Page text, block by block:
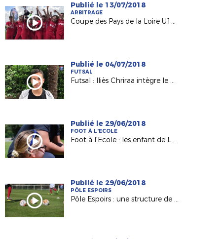
Publié le 13/07/2018
ARBITRAGE
Coupe des Pays de la Loire U19 : le trophée pour l'USSA Vertou !
Publié le 04/07/2018
FUTSAL
Futsal : Iliès Chriraa intègre le premier Pôle France à Lyon
Publié le 29/06/2018
FOOT À L'ECOLE
Foot à l'Ecole : les enfant de Landeronde Fiers d'Être Bleus
Publié le 29/06/2018
PÔLE ESPOIRS
Pôle Espoirs : une structure de qualité pour nos jeunes !